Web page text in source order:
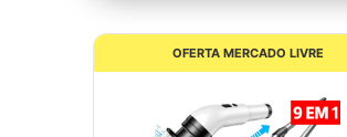
OFERTA MERCADO LIVRE